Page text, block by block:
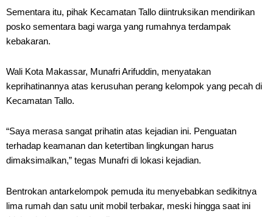
Sementara itu, pihak Kecamatan Tallo diintruksikan mendirikan
posko sementara bagi warga yang rumahnya terdampak
kebakaran.
Wali Kota Makassar, Munafri Arifuddin, menyatakan
keprihatinannya atas kerusuhan perang kelompok yang pecah di
Kecamatan Tallo.
“Saya merasa sangat prihatin atas kejadian ini. Penguatan
terhadap keamanan dan ketertiban lingkungan harus
dimaksimalkan,” tegas Munafri di lokasi kejadian.
Bentrokan antarkelompok pemuda itu menyebabkan sedikitnya
lima rumah dan satu unit mobil terbakar, meski hingga saat ini